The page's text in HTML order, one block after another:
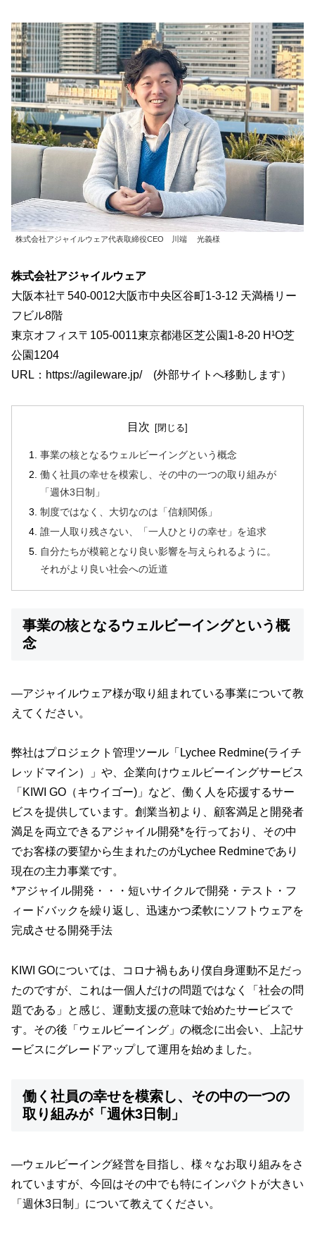
株式会社アジャイルウェア代表取締役CEO 川端 光義様
株式会社アジャイルウェア
大阪本社〒540-0012大阪市中央区谷町1-3-12 天満橋リー
フビル8階
東京オフィス〒105-0011東京都港区芝公園1-8-20 H¹O芝
公園1204
URL： https://agileware.jp/(外部サイトへ移動します）
目次
事業の核となるウェルビーイングという概念
働く社員の幸せを模索し、その中の一つの取り組みが
「週休3日制」
制度ではなく、大切なのは「信頼関係」
誰一人取り残さない、「一人ひとりの幸せ」を追求
自分たちが模範となり良い影響を与えられるように。
それがより良い社会への近道
事業の核となるウェルビーイングという概
念
—アジャイルウェア様が取り組まれている事業について教
えてください。
弊社はプロジェクト管理ツール「Lychee Redmine(ライチ
レッドマイン）」や、企業向けウェルビーイングサービス
「KIWI GO（キウイゴー)」など、働く人を応援するサー
ビスを提供しています。創業当初より、顧客満足と開発者
満足を両立できるアジャイル開発*を行っており、その中
でお客様の要望から生まれたのがLychee Redmineであり
現在の主力事業です。
*アジャイル開発・・・短いサイクルで開発・テスト・フ
ィードバックを繰り返し、迅速かつ柔軟にソフトウェアを
完成させる開発手法
KIWI GOについては、コロナ禍もあり僕自身運動不足だっ
たのですが、これは一個人だけの問題ではなく「社会の問
題である」と感じ、運動支援の意味で始めたサービスで
す。その後「ウェルビーイング」の概念に出会い、上記サ
ービスにグレードアップして運用を始めました。
働く社員の幸せを模索し、その中の一つの
取り組みが「週休3日制」
—ウェルビーイング経営を目指し、様々なお取り組みをさ
れていますが、今回はその中でも特にインパクトが大きい
「週休3日制」について教えてください。